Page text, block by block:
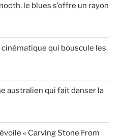
le blues s’offre un rayon
qui bouscule les
australien qui fait danser la
« Carving Stone From